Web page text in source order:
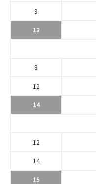
9
13
8
12
14
12
14
15